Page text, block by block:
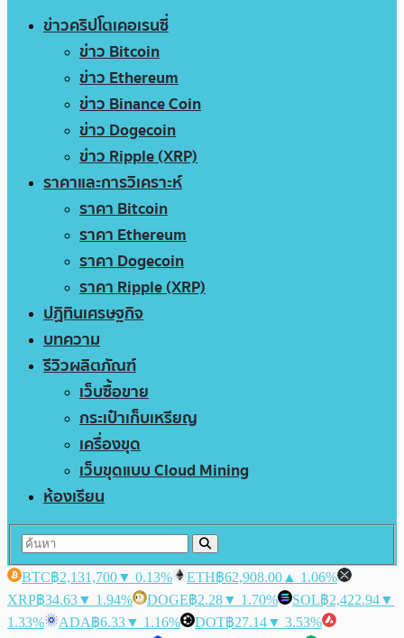
ข่าวคริปโตเคอเรนซี่
ข่าว Bitcoin
ข่าว Ethereum
ข่าว Binance Coin
ข่าว Dogecoin
ข่าว Ripple (XRP)
ราคาและการวิเคราะห์
ราคา Bitcoin
ราคา Ethereum
ราคา Dogecoin
ราคา Ripple (XRP)
ปฏิทินเศรษฐกิจ
บทความ
รีวิวผลิตภัณฑ์
เว็บซื้อขาย
กระเป๋าเก็บเหรียญ
เครื่องขุด
เว็บขุดแบบ Cloud Mining
ห้องเรียน
BTC฿2,131,700▼ 0.13% ETH฿62,908.00 ▲ 1.06%
XRP฿34.63▼ 1.94% DOGE฿2.28▼ 1.70% SOL฿2,422.94▼
1.33%
ADA฿6.33▼ 1.16% DOT฿27.14▼ 3.53%